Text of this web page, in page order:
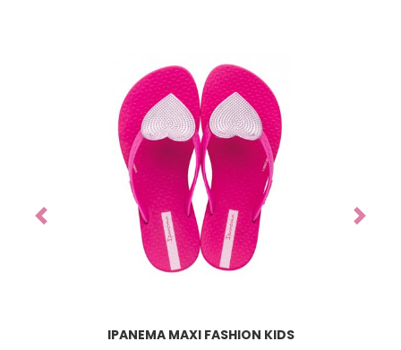
IPANEMA MAXI FASHION KIDS
Previous Next